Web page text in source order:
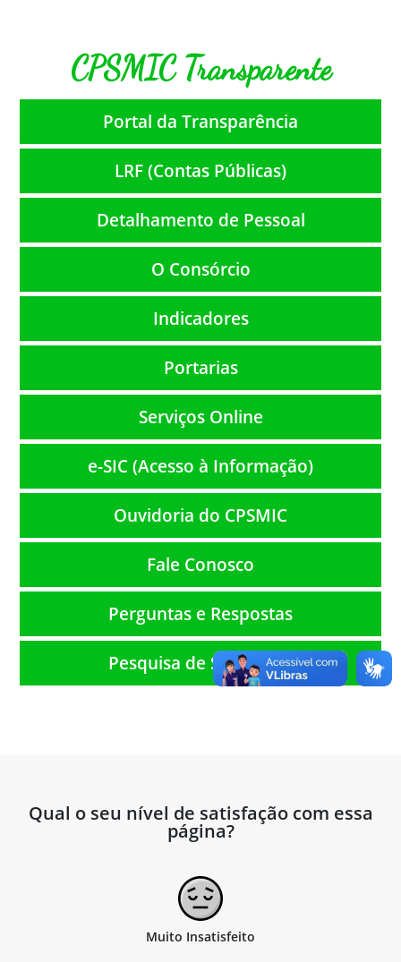
CPSMIC Transparente
Portal da Transparência
LRF (Contas Públicas)
Detalhamento de Pessoal
O Consórcio
Indicadores
Portarias
Serviços Online
e-SIC (Acesso à Informação)
Ouvidoria do CPSMIC
Fale Conosco
Perguntas e Respostas
Pesquisa de Satisfação
Qual o seu nível de satisfação com essa
página?